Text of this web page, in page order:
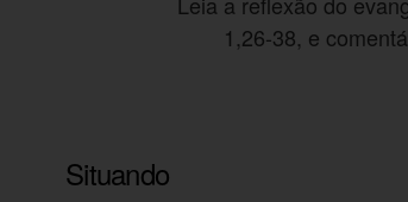
1,26-38, e
Situando